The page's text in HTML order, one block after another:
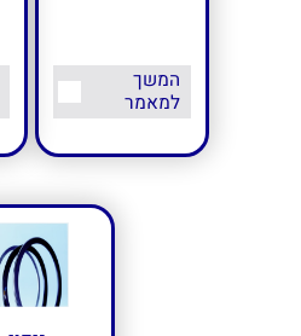
המשך
למאמר